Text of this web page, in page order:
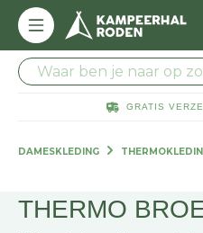
GRATIS
DAMESKLEDING
THERMO